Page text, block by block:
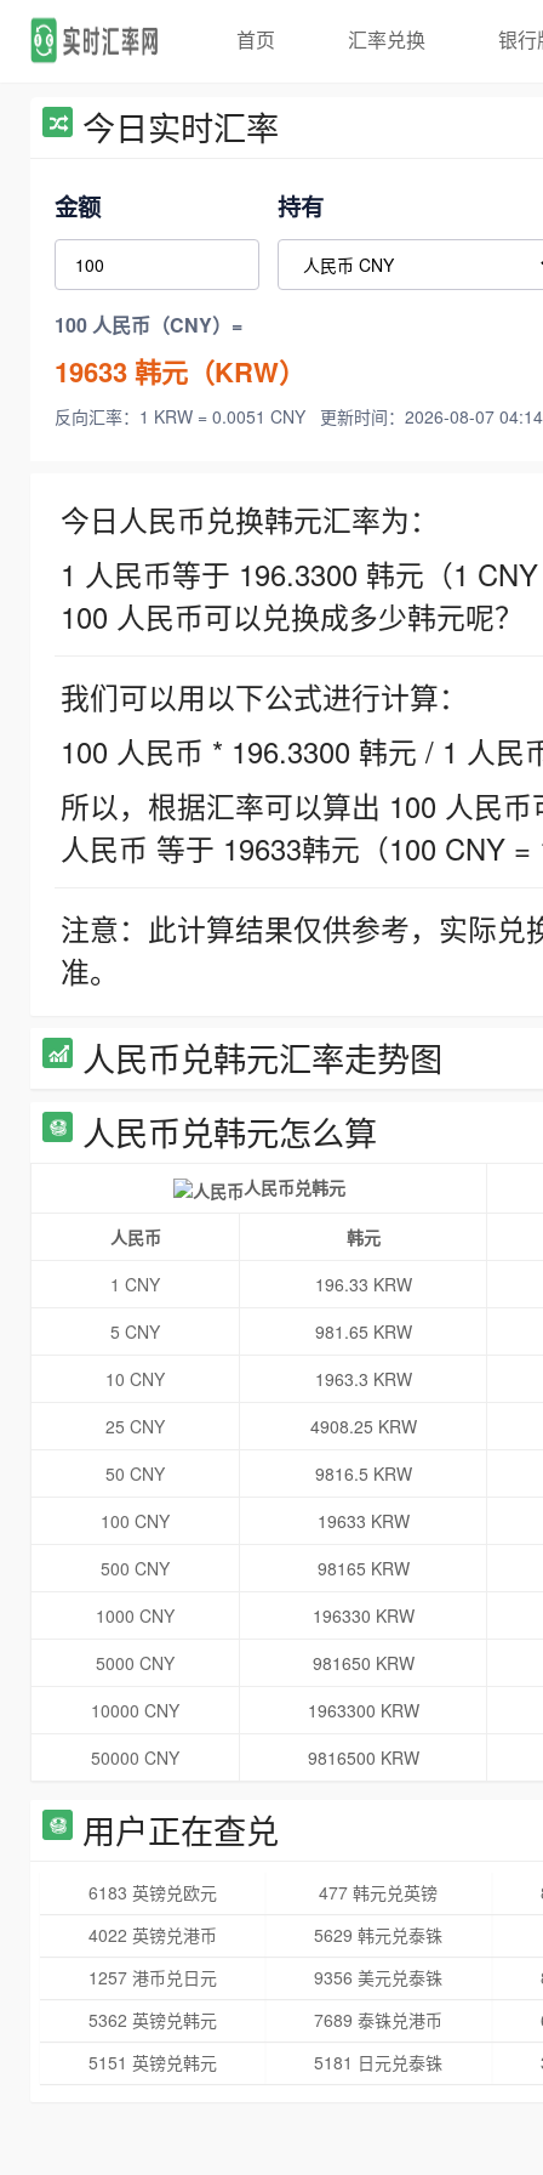
首页 汇率兑换 银行
今日实时汇率
金额 持有
100 人民币（CNY）=
19633韩元（KRW）
反向汇率：1 KRW = 0.0051 CNY 更新时间：2026-08-07
今日人民币兑换韩元汇率为：
1 人民币等于 196.3300 韩元（1
100 人民币可以兑换成多少韩元呢？
我们可以用以下公式进行计算：
100 人民币 * 196.3300 韩元 / 1 人民
所以，根据汇率可以算出 100 人民
人民币 等于 19633韩元（100 CNY =
注意：此计算结果仅供参考，实际
准。
人民币兑韩元汇率走势图
人民币兑韩元怎么算
人民币兑韩元
人民币
韩元
1 CNY
196.33 KRW
5 CNY
981.65 KRW
10 CNY
1963.3 KRW
25 CNY
4908.25 KRW
50 CNY
9816.5 KRW
100 CNY
19633 KRW
500 CNY
98165 KRW
1000 CNY
196330 KRW
5000 CNY
981650 KRW
10000 CNY
1963300 KRW
50000 CNY
9816500 KRW
用户正在查兑
6183 英镑兑欧元 477 韩元兑英镑
4022 英镑兑港币
5629 韩元兑泰铢
1257 港币兑日元
9356 美元兑泰铢
5362 英镑兑韩元
7689 泰铢兑港币
5151 英镑兑韩元
5181 日元兑泰铢